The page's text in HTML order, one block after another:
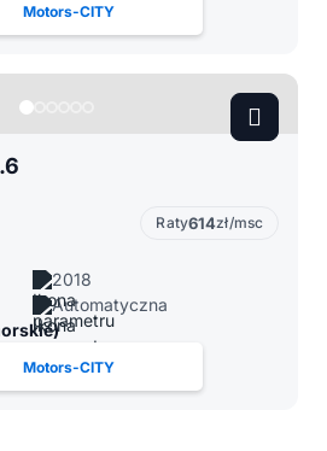
Motors-CITY
Raty614zł/msc
2018
Automatyczna
Motors-CITY